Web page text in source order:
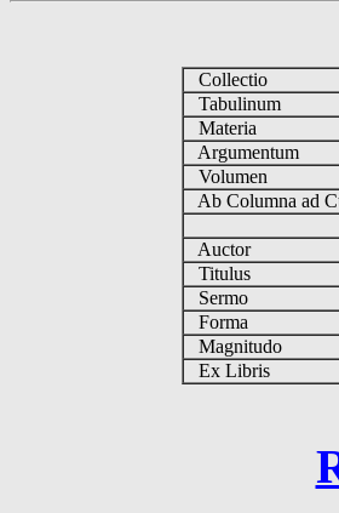
Collectio
Tabulinum
Materia
Argumentum
Volumen
Ab Columna ad
Auctor
Titulus
Sermo
Forma
Magnitudo
Ex Libris